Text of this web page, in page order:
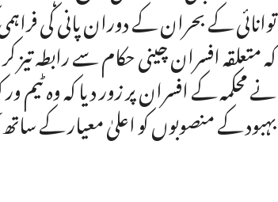
توانائی کے بحران کے دوران پانی کی
کہ متعلقہ افسران چینی حکام سے رابطہ تیز
نے محکمہ کے افسران پر زور دیا کہ وہ
بہبود کے منصوبوں کو اعلیٰ معیار کے